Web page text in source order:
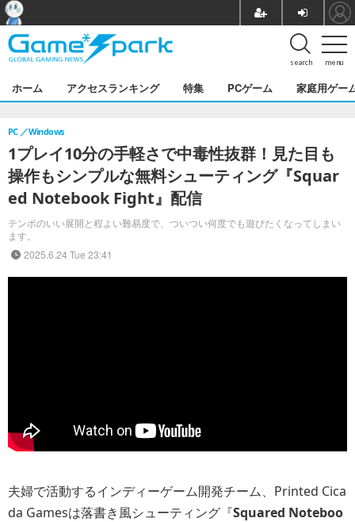
menu
search
ホーム アクセスランキング 特集 PCゲーム 家庭用ゲー
1プレイ10分の手軽さで中毒性抜群！見た目も
操作もシンプルな無料シューティング『Squar
ed Notebook Fight』配信
テンポのいい展開と程よい難易度で、ついつい何度でも遊びたくなってしまい
ます。
PC Windows
2025.6.24 Tue 23:41
夫婦で活動するインディーゲーム開発チーム、Printed Cica
da Gamesは落書き風シューティング『Squared Noteboo